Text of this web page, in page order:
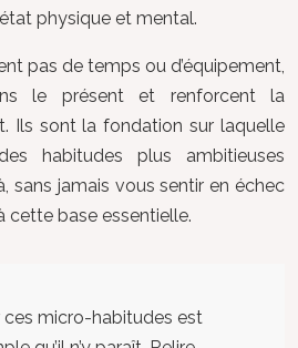
physique et mental.
pas de temps ou d’équipement,
le présent et renforcent la
Ils sont la fondation sur laquelle
habitudes plus ambitieuses
sans jamais vous sentir en échec
cette base essentielle.
ces micro-habitudes est